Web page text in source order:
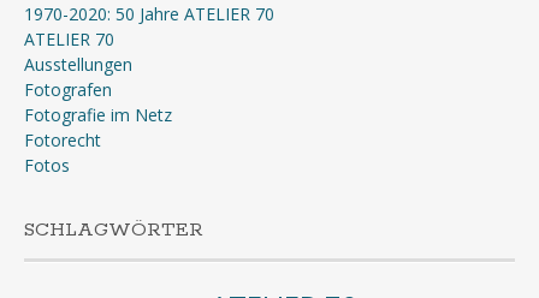
1970-2020: 50 Jahre ATELIER 70
ATELIER 70
Ausstellungen
Fotografen
Fotografie im Netz
Fotorecht
Fotos
SCHLAGWÖRTER